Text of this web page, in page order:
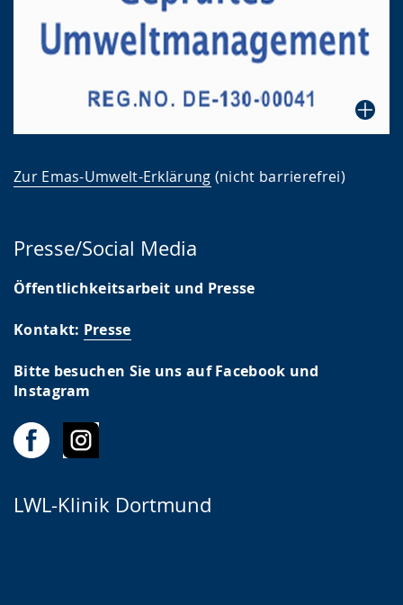
Zur Emas-Umwelt-Erklärung (nicht barrierefrei)
Presse/Social Media
Öffentlichkeitsarbeit und Presse
Kontakt: Presse
Bitte besuchen Sie uns auf Facebook und
Instagram
LWL-Klinik Dortmund